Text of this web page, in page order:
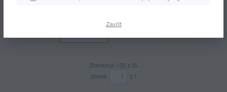
Zobrazuji 1-35 z 35
strana
z 1
Zavřít